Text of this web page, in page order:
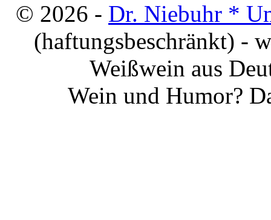
© 2026 - Dr. Niebuhr *
(haftungsbeschränkt) -
Weißwein aus
Wein und Humor?